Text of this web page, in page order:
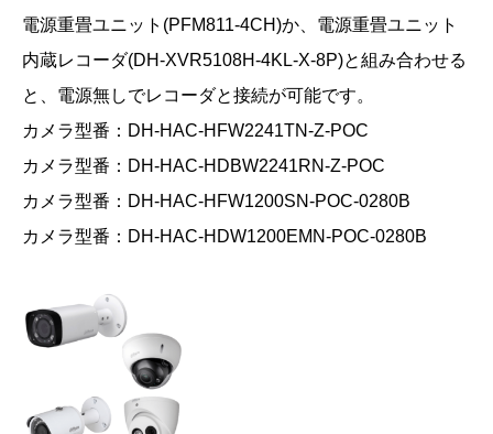
電源重畳ユニット(PFM811-4CH)か、電源重畳ユニット
内蔵レコーダ(DH-XVR5108H-4KL-X-8P)と組み合わせる
と、電源無しでレコーダと接続が可能です。
カメラ型番：DH-HAC-HFW2241TN-Z-POC
カメラ型番：DH-HAC-HDBW2241RN-Z-POC
カメラ型番：DH-HAC-HFW1200SN-POC-0280B
カメラ型番：DH-HAC-HDW1200EMN-POC-0280B